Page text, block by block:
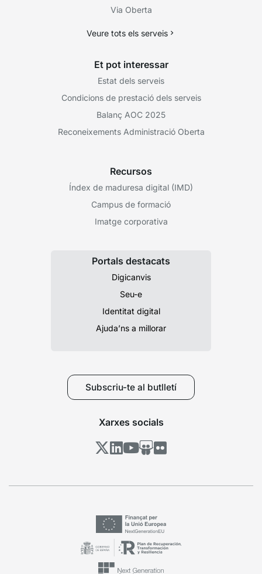
Via Oberta
Veure tots els serveis
Et pot interessar
Estat dels serveis
Condicions de prestació dels serveis
Balanç AOC 2025
Reconeixements Administració Oberta
Recursos
Índex de maduresa digital (IMD)
Campus de formació
Imatge corporativa
Portals destacats
Digicanvis
Seu-e
Identitat digital
Ajuda’ns a millorar
Subscriu-te al butlletí
Xarxes socials